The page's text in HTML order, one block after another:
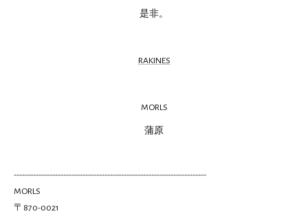
是非。
RAKINES
MORLS
蒲原
----------------------------------------------------------------------
MORLS
〒870-0021